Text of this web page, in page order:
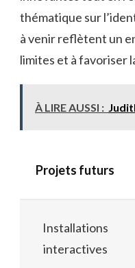
thématique sur
à venir reflètent un
limites et à favoriser
À LIRE AUSSI :
Projets futurs
Installations
interactives